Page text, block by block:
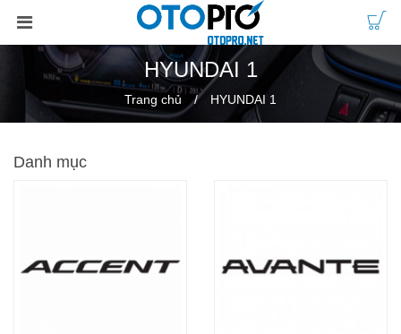
HYUNDAI 1
Trang chủ HYUNDAI 1
Danh mục